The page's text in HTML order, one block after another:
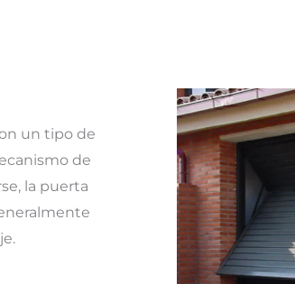
un tipo de
de
la puerta